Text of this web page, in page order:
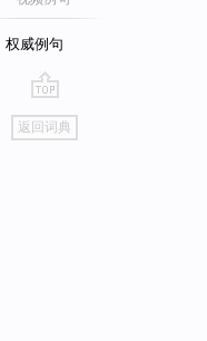
权威例句
go
top
返回词典